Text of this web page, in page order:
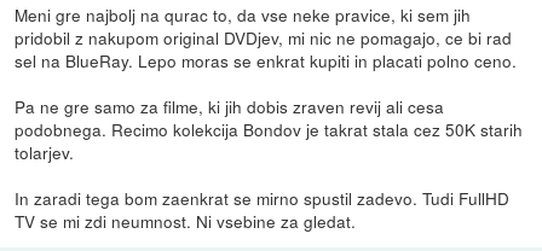
Meni gre najbolj na qurac to, da vse neke pravice, ki sem jih
pridobil z nakupom original DVDjev, mi nic ne pomagajo, ce bi rad
sel na BlueRay. Lepo moras se enkrat kupiti in placati polno ceno.
Pa ne gre samo za filme, ki jih dobis zraven revij ali cesa
podobnega. Recimo kolekcija Bondov je takrat stala cez 50K starih
tolarjev.
In zaradi tega bom zaenkrat se mirno spustil zadevo. Tudi FullHD
TV se mi zdi neumnost. Ni vsebine za gledat.